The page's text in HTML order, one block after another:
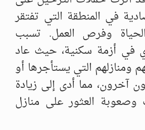
في المنطقة التي تفتقر
وفرص العمل. تسبب
في أزمة سكنية، حيث عاد
ومنازلهم التي يستأجرها أو
آخرون، مما أدى إلى زيادة
وصعوبة العثور على منازل